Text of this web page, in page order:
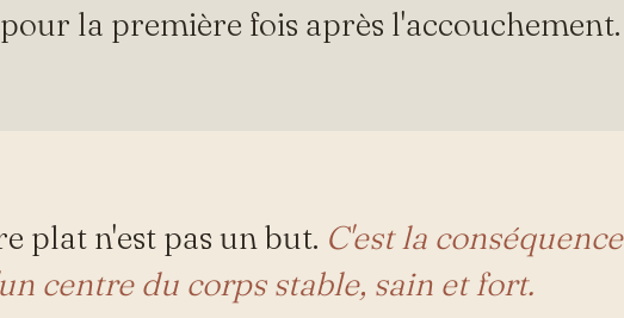
la première fois après l'accouchement.
plat n'est pas un but. C'est la conséquence
centre du corps stable, sain et fort.